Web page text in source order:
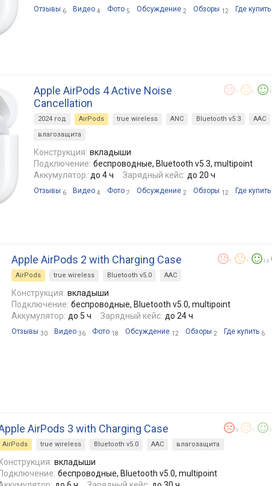
Отзывы 6 Видео 4 Фото 5 Обсуждение 2 Обзоры 12 Где купить
Apple AirPods 4 Active Noise
Cancellation
1
2024 год AirPods true wireless ANC Bluetooth v5.3
AAC
влагозащита
Конструкция: вкладыши
Подключение: беспроводные, Bluetooth v5.3, multipoint
Аккумулятор: до 4 ч Зарядный кейс: до 20 ч
Отзывы 6 Видео 4 Фото 7 Обсуждение 2 Обзоры 12 Где купить
Apple AirPods 2 with Charging Case 1 1 12
AirPods true wireless Bluetooth v5.0 AAC
Конструкция: вкладыши
Подключение: беспроводные, Bluetooth v5.0, multipoint
Аккумулятор: до 5 ч Зарядный кейс: до 24 ч
Отзывы 30 Видео 36 Фото 18 Обсуждение 12 Обзоры 2 Где купить 6
AirPods 3 with Charging Case 2 1
AirPods true wireless Bluetooth v5.0 AAC влагозащита
Конструкция: вкладыши
Подключение: беспроводные, Bluetooth v5.0, multipoint